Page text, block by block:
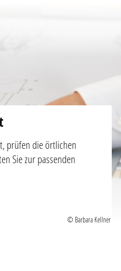
prüfen die örtlichen
Sie zur passenden
© Barbara Kellner